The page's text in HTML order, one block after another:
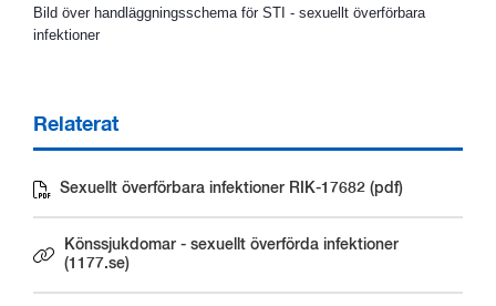
Bild över handläggningsschema för STI - sexuellt överförbara
infektioner
Relaterat
Sexuellt överförbara infektioner RIK-17682 (pdf)
Pdf, 553 kB.
Könssjukdomar - sexuellt överförda infektioner
(1177.se)
Länk till annan webbplats.